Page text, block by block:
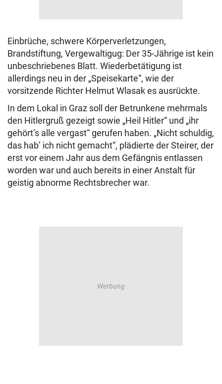
Einbrüche, schwere Körperverletzungen,
Brandstiftung, Vergewaltigug: Der 35-Jährige ist kein
unbeschriebenes Blatt. Wiederbetätigung ist
allerdings neu in der „Speisekarte“, wie der
vorsitzende Richter Helmut Wlasak es ausrückte.
In dem Lokal in Graz soll der Betrunkene mehrmals
den Hitlergruß gezeigt sowie „Heil Hitler“ und „ihr
gehört’s alle vergast“ gerufen haben. „Nicht schuldig,
das hab’ ich nicht gemacht“, plädierte der Steirer, der
erst vor einem Jahr aus dem Gefängnis entlassen
worden war und auch bereits in einer Anstalt für
geistig abnorme Rechtsbrecher war.